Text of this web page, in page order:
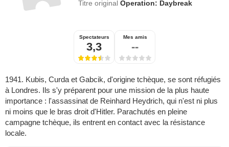
Titre originalOperation: Daybreak
Spectateurs
3,3
Mes amis
--
1941. Kubis, Curda et Gabcik, d'origine tchèque, se sont réfugiés
à Londres. Ils s'y préparent pour une mission de la plus haute
importance : l'assassinat de Reinhard Heydrich, qui n'est ni plus
ni moins que le bras droit d'Hitler. Parachutés en pleine
campagne tchèque, ils entrent en contact avec la résistance
locale.